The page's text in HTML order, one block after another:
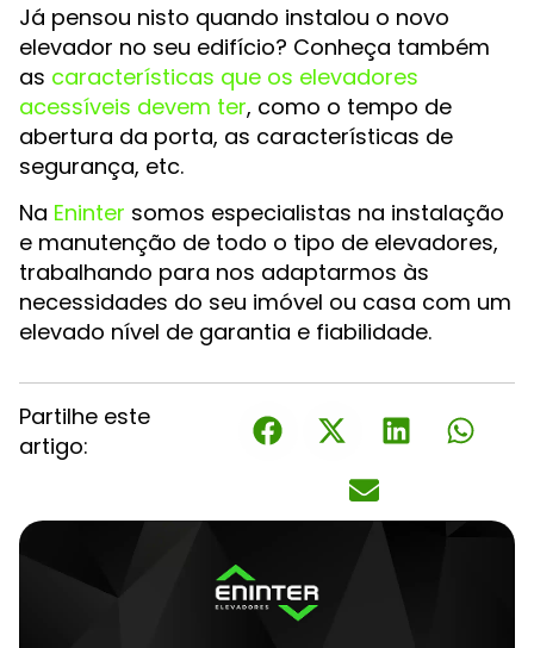
Já pensou nisto quando instalou o novo
elevador no seu edifício? Conheça também
as características que os elevadores
acessíveis devem ter, como o tempo de
abertura da porta, as características de
segurança, etc.
Na Eninter somos especialistas na instalação
e manutenção de todo o tipo de elevadores,
trabalhando para nos adaptarmos às
necessidades do seu imóvel ou casa com um
elevado nível de garantia e fiabilidade.
Partilhe este
artigo: